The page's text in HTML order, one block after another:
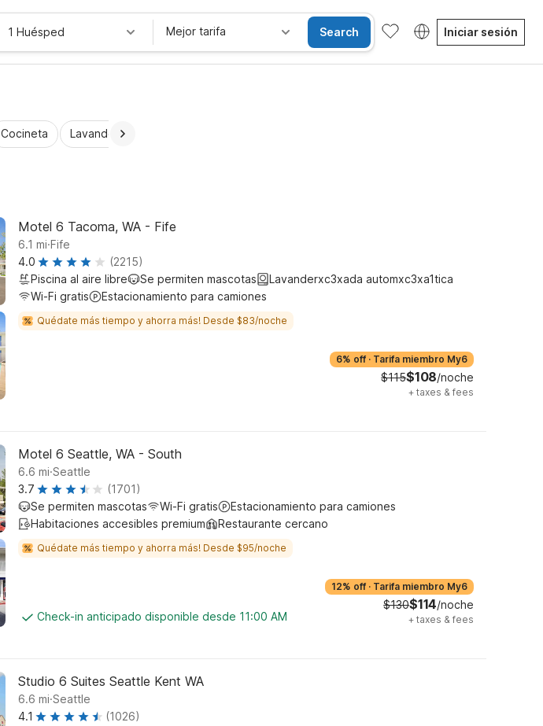
1 Huésped Mejor tarifa Search Iniciar sesión
Cocineta Lavandería automática
Motel 6 Tacoma, WA - Fife
6.1 mi.Fife
4.0
(2215)
Piscina al aire libre
Se permiten mascotas
Lavanderxc3xada automxc3xa1tica
Wi-Fi gratis
Estacionamiento para camiones
Quédate más tiempo y ahorra más! Desde $83/noche
6% off · Tarifa miembro My6
$115$108/noche
+ taxes & fees
Motel 6 Seattle, WA - South
6.6 mi.Seattle
3.7
(1701)
Se permiten mascotas
Wi-Fi gratis
Estacionamiento para camiones
Habitaciones accesibles premium
Restaurante cercano
Quédate más tiempo y ahorra más! Desde $95/noche
Check-in anticipado disponible desde 11:00 AM
12% off · Tarifa miembro My6
$130$114/noche
+ taxes & fees
Studio 6 Suites Seattle Kent WA
6.6 mi.Seattle
4.1
(1026)